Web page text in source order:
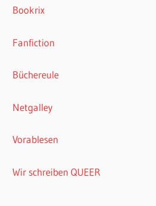
Bookrix
Fanfiction
Büchereule
Netgalley
Vorablesen
Wir schreiben QUEER